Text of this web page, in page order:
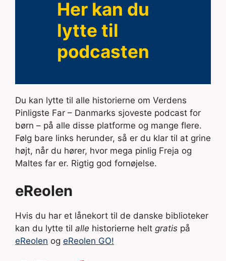
Her kan du
lytte til
podcasten
Du kan lytte til alle historierne om Verdens
Pinligste Far – Danmarks sjoveste podcast for
børn – på alle disse platforme og mange flere.
Følg bare links herunder, så er du klar til at grine
højt, når du hører, hvor mega pinlig Freja og
Maltes far er. Rigtig god fornøjelse.
eReolen
Hvis du har et lånekort til de danske biblioteker
kan du lytte til alle historierne helt gratis på
eReolen og eReolen GO!